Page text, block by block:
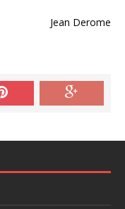
Jean Derome